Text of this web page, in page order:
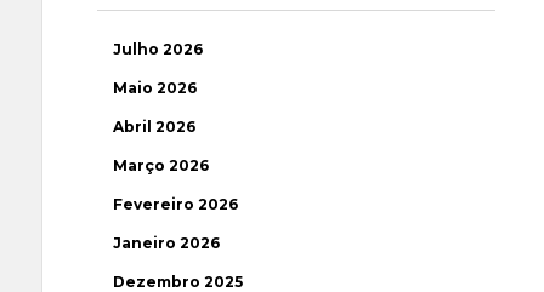
Julho 2026
Maio 2026
Abril 2026
Março 2026
Fevereiro 2026
Janeiro 2026
Dezembro 2025